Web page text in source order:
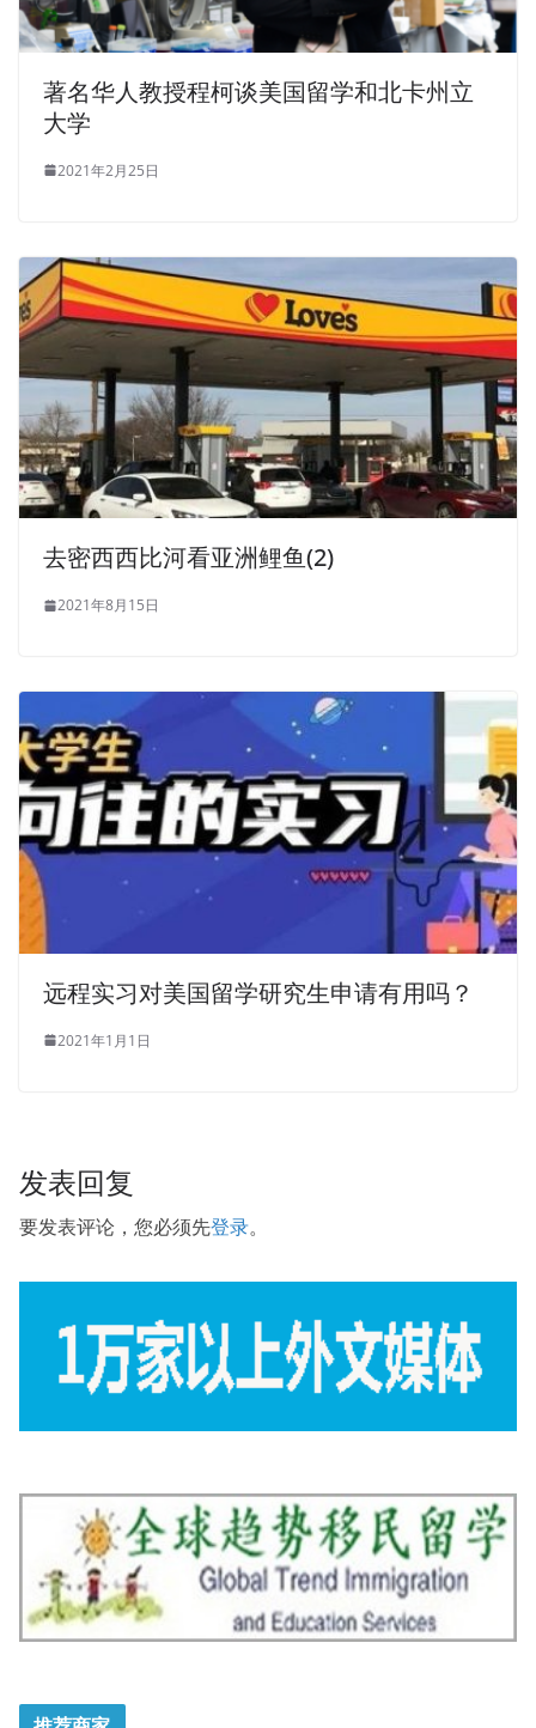
著名华人教授程柯谈美国留学和北卡州立
大学
2021年2月25日
去密西西比河看亚洲鲤鱼(2)
2021年8月15日
远程实习对美国留学研究生申请有用吗？
2021年1月1日
发表回复
要发表评论，您必须先登录。